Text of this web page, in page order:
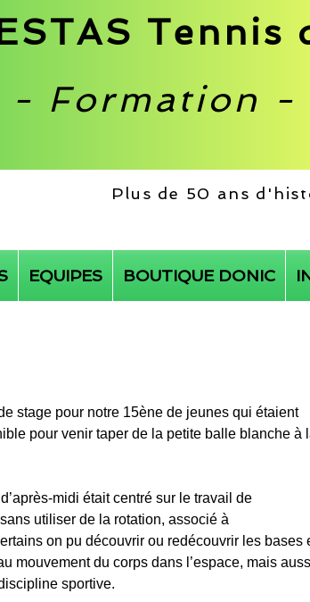
Tennis
- Formation -
Plus de 50 ans
EQUIPES BOUTIQUE DONIC
stage pour notre 15ène de jeunes qui étaient
pour venir taper de la petite balle blanche à
midi était centré sur le travail de
utiliser de la rotation, associé à
on pu découvrir ou redécouvrir les bases
mouvement du corps dans l’espace, mais
sportive.